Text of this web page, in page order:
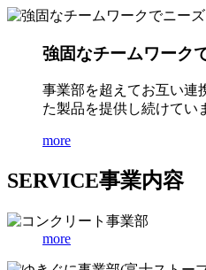
強固なチームワーク
事業部を超えてお互い連
た製品を提供し続けてい
more
SERVICE事業内容
more